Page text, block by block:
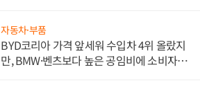
자동차·부품
BYD코리아 가격 앞세워 수입차 4위 올랐지
만, BMW·벤츠보다 높은 공임비에 소비자